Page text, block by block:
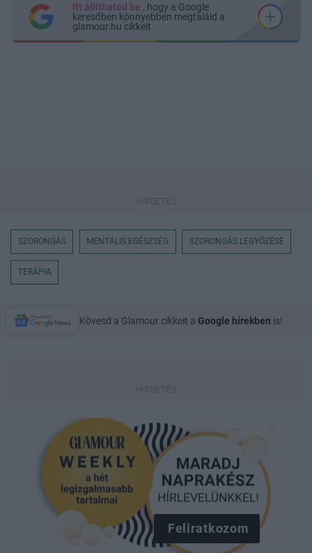
Itt állíthatod be , hogy a Google
keresőben könnyebben megtaláld a
glamour.hu cikkeit
SZORONGÁS MENTÁLIS EGÉSZSÉG SZORONGÁS LEGYŐZÉSE
TERÁPIA
Kövesd a Glamour cikkeit a Google hírekben is!
Feliratkozom